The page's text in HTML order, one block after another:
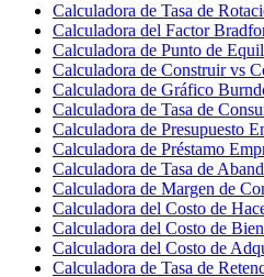
Calculadora de Tasa de
Calculadora del Factor
Calculadora de Punto de
Calculadora de Construir vs
Calculadora de Gráfico
Calculadora de Tasa de
Calculadora de Presupuesto
Calculadora de Préstamo
Calculadora de Tasa de
Calculadora de Margen de
Calculadora del Costo de
Calculadora del Costo de
Calculadora del Costo de
Calculadora de Tasa de